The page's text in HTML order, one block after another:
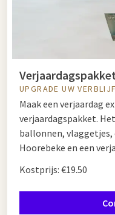
Verjaardagspakket
UPGRADE UW VERBLIJF
Maak een verjaardag
verjaardagspakket.
ballonnen, vlaggetjes,
Hoorebeke en een
Kostprijs: €19.50